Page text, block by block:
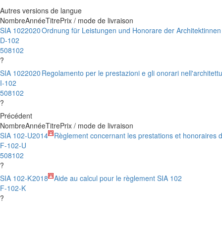
Autres versions de langue
NombreAnnéeTitrePrix / mode de livraison
SIA 102
D-102
508102
?
2020Ordnung für Leistungen und Honorare der
SIA 102
I-102
508102
?
2020 Regolamento per le prestazioni e gli onorari
Précédent
NombreAnnéeTitrePrix / mode de livraison
SIA 102-U
F-102-U
508102
?
2014 Règlement concernant les prestations et honoraires
SIA 102-K
F-102-K
?
2018 Aide au calcul pour le règlement SIA 102